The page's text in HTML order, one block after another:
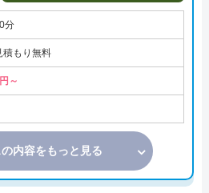
分
積もり無料
～
内容をもっと見る